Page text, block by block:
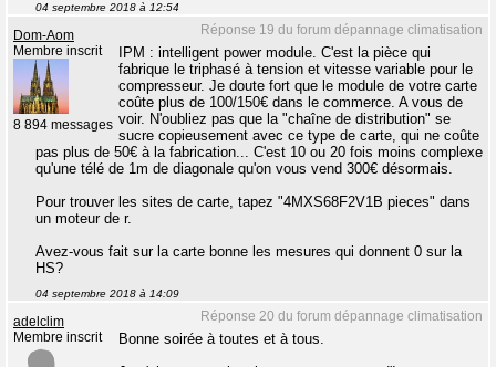
04 septembre 2018 à 12:54
Réponse 19 du forum dépannage climatisation
Dom-Aom
Membre inscrit
8 894 messages
IPM : intelligent power module. C'est la pièce qui
fabrique le triphasé à tension et vitesse variable pour le
compresseur. Je doute fort que le module de votre carte
coûte plus de 100/150€ dans le commerce. A vous de
voir. N'oubliez pas que la "chaîne de distribution" se
sucre copieusement avec ce type de carte, qui ne coûte
pas plus de 50€ à la fabrication... C'est 10 ou 20 fois moins complexe
qu'une télé de 1m de diagonale qu'on vous vend 300€ désormais.
Pour trouver les sites de carte, tapez "4MXS68F2V1B pieces" dans
un moteur de r.
Avez-vous fait sur la carte bonne les mesures qui donnent 0 sur la
HS?
04 septembre 2018 à 14:09
Réponse 20 du forum dépannage climatisation
adelclim
Membre inscrit
Bonne soirée à toutes et à tous.